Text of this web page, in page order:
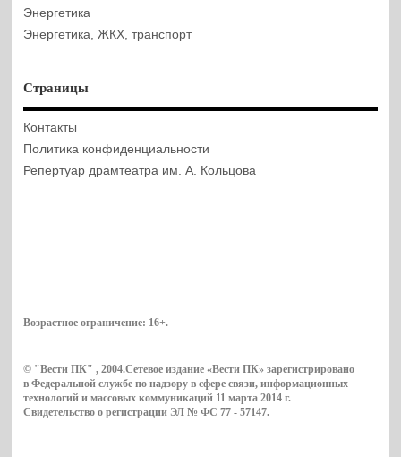
Энергетика
Энергетика, ЖКХ, транспорт
Страницы
Контакты
Политика конфиденциальности
Репертуар драмтеатра им. А. Кольцова
Возрастное ограничение: 16+.
© "Вести ПК" , 2004.Сетевое издание «Вести ПК» зарегистрировано
в Федеральной службе по надзору в сфере связи, информационных
технологий и массовых коммуникаций 11 марта 2014 г.
Свидетельство о регистрации ЭЛ № ФС 77 - 57147.